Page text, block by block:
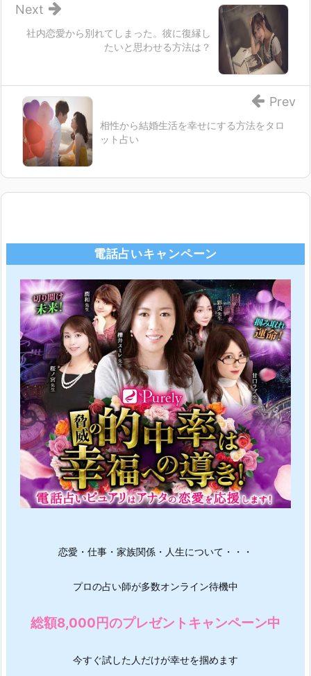
社内恋愛から別れてしまった。彼に復縁し
たいと思わせる方法は？
Next
相性から結婚生活を幸せにする方法をタロ
ット占い
Prev
電話占いキャンペーン
恋愛・仕事・家族関係・人生について・・・
プロの占い師が多数オンライン待機中
総額8,000円のプレゼントキャンペーン中
今すぐ試した人だけが幸せを掴めます